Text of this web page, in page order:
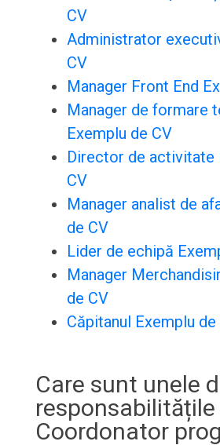
CV
Administrator
CV
Manager Front End
Manager de formare
Exemplu de CV
Director de activitate
CV
Manager analist de
de CV
Lider de echipă
Manager
de CV
Căpitanul Exemplu de
Care sunt unele
responsabilitățile
Coordonator